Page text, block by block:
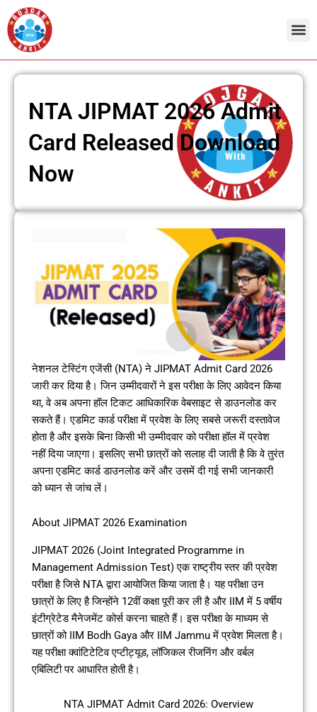
Skip
to
content
NTA JIPMAT 2026 Admit
Card Released Download
Now
नेशनल टेस्टिंग एजेंसी (NTA) ने JIPMAT Admit Card 2026
जारी कर दिया है। जिन उम्मीदवारों ने इस परीक्षा के लिए आवेदन किया
था, वे अब अपना हॉल टिकट आधिकारिक वेबसाइट से डाउनलोड कर
सकते हैं। एडमिट कार्ड परीक्षा में प्रवेश के लिए सबसे जरूरी दस्तावेज
होता है और इसके बिना किसी भी उम्मीदवार को परीक्षा हॉल में प्रवेश
नहीं दिया जाएगा। इसलिए सभी छात्रों को सलाह दी जाती है कि वे तुरंत
अपना एडमिट कार्ड डाउनलोड करें और उसमें दी गई सभी जानकारी
को ध्यान से जांच लें।
About JIPMAT 2026 Examination
JIPMAT 2026 (Joint Integrated Programme in
Management Admission Test) एक राष्ट्रीय स्तर की प्रवेश
परीक्षा है जिसे NTA द्वारा आयोजित किया जाता है। यह परीक्षा उन
छात्रों के लिए है जिन्होंने 12वीं कक्षा पूरी कर ली है और IIM में 5 वर्षीय
इंटीग्रेटेड मैनेजमेंट कोर्स करना चाहते हैं। इस परीक्षा के माध्यम से
छात्रों को IIM Bodh Gaya और IIM Jammu में प्रवेश मिलता है।
यह परीक्षा क्वांटिटेटिव एप्टीट्यूड, लॉजिकल रीजनिंग और वर्बल
एबिलिटी पर आधारित होती है।
NTA JIPMAT Admit Card 2026: Overview